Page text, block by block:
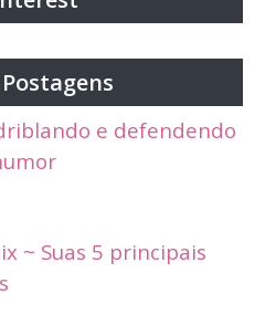
e defendendo
~ Suas 5 principais